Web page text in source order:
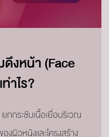
งหน้า (Face
าไร?
กกระชับเนื้อเยื่อบริเวณ
งผิวหนังและโครงสร้าง